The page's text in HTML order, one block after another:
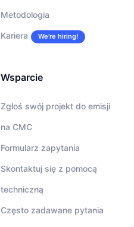
Metodologia
Kariera We’re hiring!
Wsparcie
Zgłoś swój projekt do emisji
na CMC
Formularz zapytania
Skontaktuj się z pomocą
techniczną
Często zadawane pytania